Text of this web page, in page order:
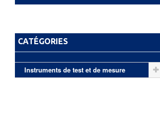
CATÉGORIES
Instruments de test et de mesure